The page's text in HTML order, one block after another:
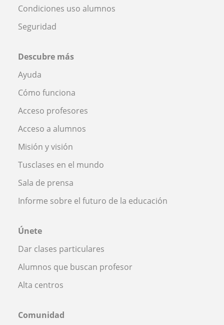
Condiciones uso alumnos
Seguridad
Descubre más
Ayuda
Cómo funciona
Acceso profesores
Acceso a alumnos
Misión y visión
Tusclases en el mundo
Sala de prensa
Informe sobre el futuro de la educación
Únete
Dar clases particulares
Alumnos que buscan profesor
Alta centros
Comunidad